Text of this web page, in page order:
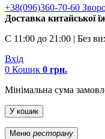
+38(096)360-70-60
Доставка китайської
С 11:00 до 21:00 | Без
Вхід
0 Кошик 0 грн.
Мінімальна сума
У кошик
Меню ресторану